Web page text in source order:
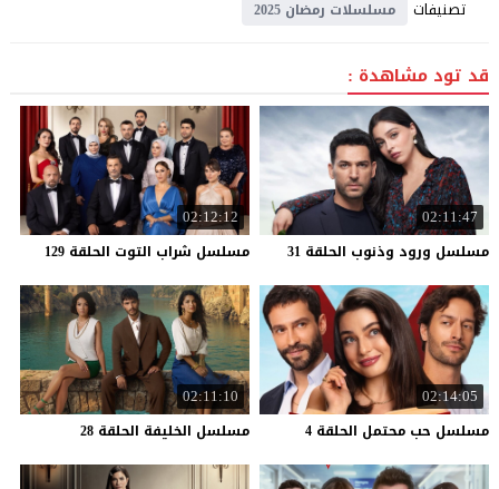
تصنيفات مسلسلات رمضان 2025
قد تود مشاهدة :
02:11:47
مسلسل ورود وذنوب الحلقة 31
02:12:12
مسلسل شراب التوت الحلقة 129
02:14:05
مسلسل حب محتمل الحلقة 4
02:11:10
مسلسل الخليفة الحلقة 28